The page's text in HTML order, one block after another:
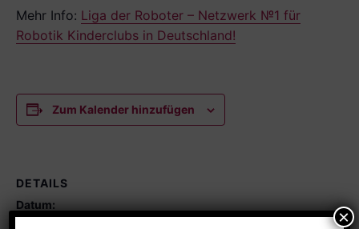
Mehr Info: Liga der Roboter – Netzwerk №1 für
Robotik Kinderclubs in Deutschland!
Zum Kalender hinzufügen
DETAILS
Datum: